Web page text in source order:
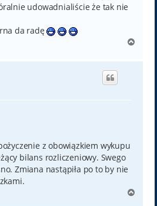
udowadnialiście że tak nie
da radę
g
z obowiązkiem wykupu
bilans rozliczeniowy. Swego
Zmiana nastąpiła po to by nie